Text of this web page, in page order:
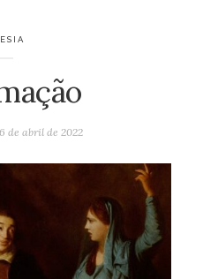
de abril de 2022